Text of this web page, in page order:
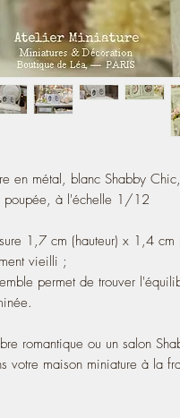
en métal, blanc Shabby
poupée, à l'échelle 1/12
1,7 cm (hauteur) x 1,4 cm
vieilli ;
permet de trouver
romantique ou un salon
votre maison miniature à la